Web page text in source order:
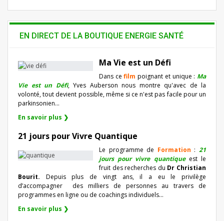
EN DIRECT DE LA BOUTIQUE ENERGIE SANTÉ
Ma Vie est un Défi
Dans cefilm poignant et unique : Ma
Vie est un Défi, Yves Auberson nous montre qu'avec de la
volonté, tout devient possible, même si ce n'est pas facile pour un
parkinsonien…
En savoir plus ❯
21 jours pour Vivre Quantique
Le programme de Formation :21
jours pour vivre quantiqueest le
fruit des recherches du Dr Christian
Bourit. Depuis plus de vingt ans, il a eu le privilège
d’accompagner
des milliers de personnes au travers de
programmes en ligne ou de coachings individuels…
En savoir plus ❯